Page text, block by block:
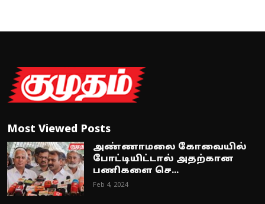
Most Viewed Posts
அண்ணாமலை கோவையில்
போட்டியிட்டால் அதற்கான
பணிகளை செ...
Feb 4, 2024